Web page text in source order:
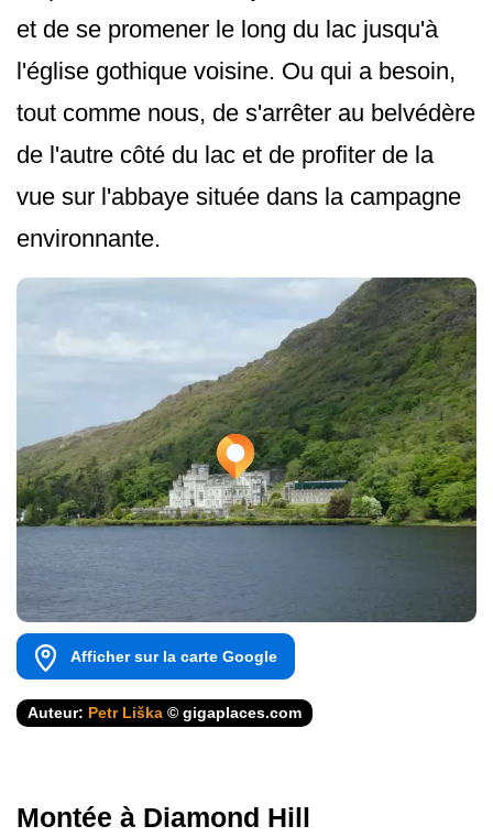
et de se promener le long du lac jusqu'à
l'église gothique voisine. Ou qui a besoin,
tout comme nous, de s'arrêter au belvédère
de l'autre côté du lac et de profiter de la
vue sur l'abbaye située dans la campagne
environnante.
Afficher sur la carte Google
Auteur: Petr Liška © gigaplaces.com
Montée à Diamond Hill